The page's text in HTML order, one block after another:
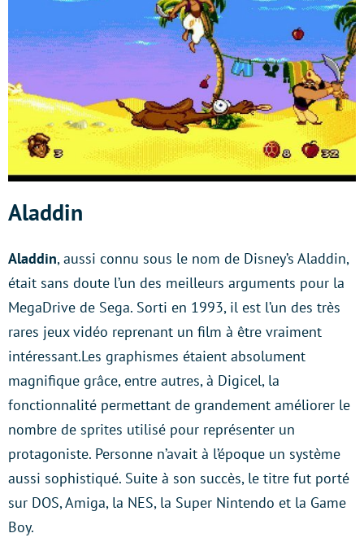
Aladdin
Aladdin, aussi connu sous le nom de Disney’s Aladdin,
était sans doute l’un des meilleurs arguments pour la
MegaDrive de Sega. Sorti en 1993, il est l’un des très
rares jeux vidéo reprenant un film à être vraiment
intéressant.Les graphismes étaient absolument
magnifique grâce, entre autres, à Digicel, la
fonctionnalité permettant de grandement améliorer le
nombre de sprites utilisé pour représenter un
protagoniste. Personne n’avait à l’époque un système
aussi sophistiqué. Suite à son succès, le titre fut porté
sur DOS, Amiga, la NES, la Super Nintendo et la Game
Boy.